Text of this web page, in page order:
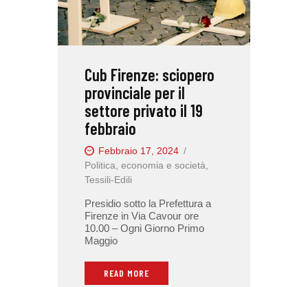
NEWS
PODCAST CUB
INTERNAZIONALE
RASSEGNA STAMPA
Cub Firenze: sciopero
provinciale per il
settore privato il 19
febbraio
Febbraio 17, 2024
Politica, economia e società
Tessili-Edili
Presidio sotto la Prefettura a
Firenze in Via Cavour ore
10.00 – Ogni Giorno Primo
Maggio
READ MORE